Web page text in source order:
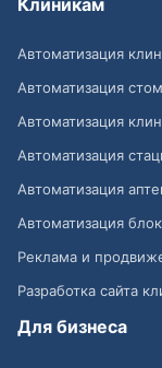
Автоматизация
Автоматизация
Автоматизация
Автоматизация
Автоматизация
Автоматизация
Реклама и
Разработка сайта
Для бизнеса